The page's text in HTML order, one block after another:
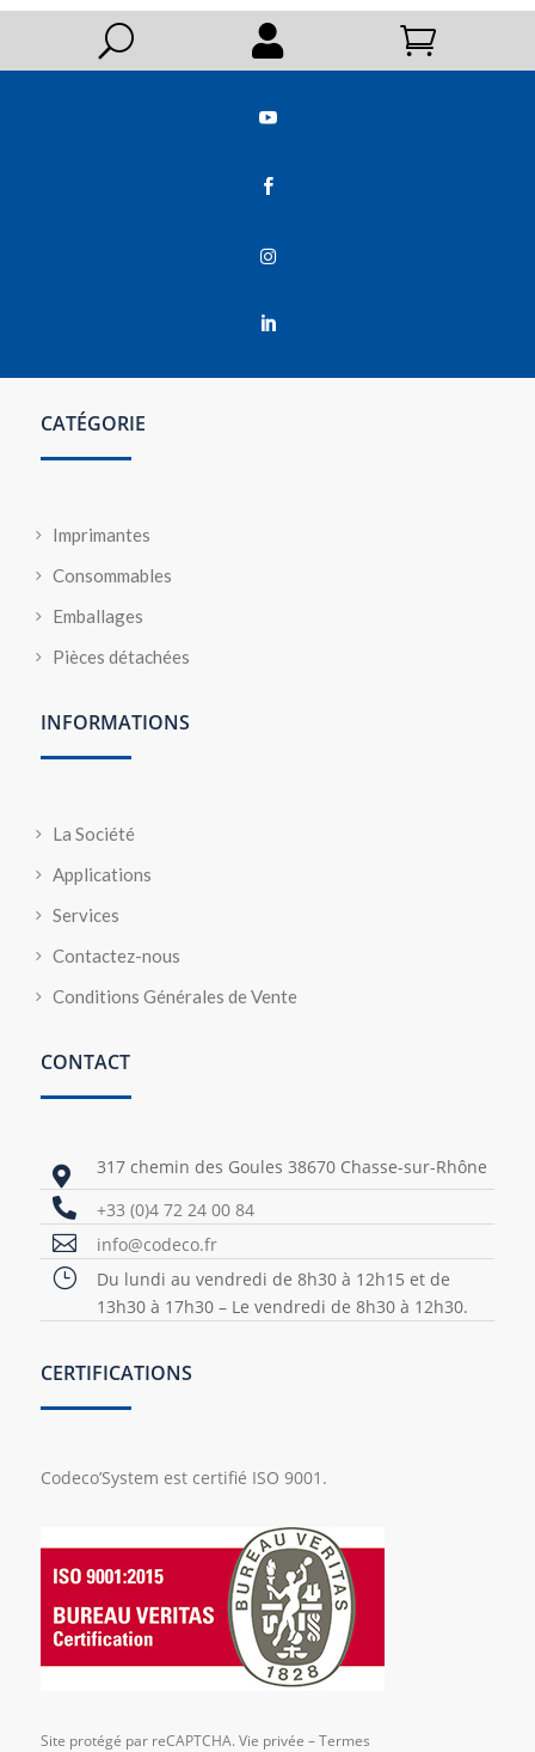
U  




CATÉGORIE
Imprimantes
Consommables
Emballages
Pièces détachées
INFORMATIONS
La Société
Applications
Services
Contactez-nous
Conditions Générales de Vente
CONTACT
 317 chemin des Goules 38670 Chasse-sur-Rhône
 +33 (0)4 72 24 00 84
 info@codeco.fr
}
Du lundi au vendredi de 8h30 à 12h15 et de
13h30 à 17h30 – Le vendredi de 8h30 à 12h30.
CERTIFICATIONS
Codeco’System est certifié ISO 9001.
Site protégé par reCAPTCHA. Vie privée –Termes